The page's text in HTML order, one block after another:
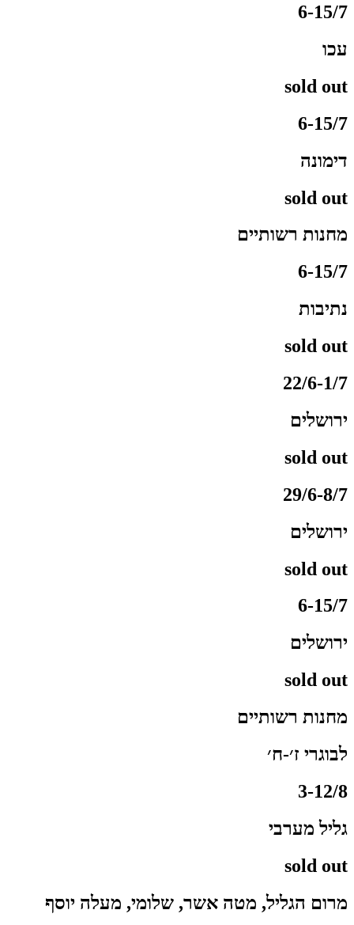
6-15/7
עכו
sold out
6-15/7
דימונה
sold out
מחנות רשותיים
6-15/7
נתיבות
sold out
22/6-1/7
ירושלים
sold out
29/6-8/7
ירושלים
sold out
6-15/7
ירושלים
sold out
מחנות רשותיים
לבוגרי ז׳-ח׳
3-12/8
גליל מערבי
sold out
מרום הגליל, מטה אשר, שלומי, מעלה יוסף